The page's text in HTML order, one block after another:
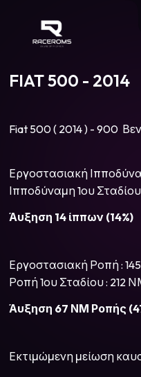
Raceroms
FIAT 500 - 2014
Fiat 500 ( 2014 ) - 900
Εργοστασιακή
Ιπποδύναμη 1ου Σταδίου
Άυξηση 14 ίππων (14%)
Εργοστασιακή Ροπή :
Ροπή 1ου Σταδίου : 212
Άυξηση 67 ΝΜ Ροπής
Εκτιμώμενη μείωση